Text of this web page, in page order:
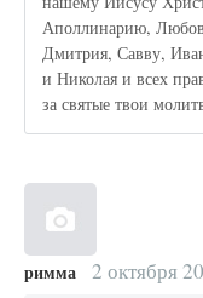
Аполлинарию,
Дмитрия, Савву,
и Николая и всех
за святые твои
римма 2 октября